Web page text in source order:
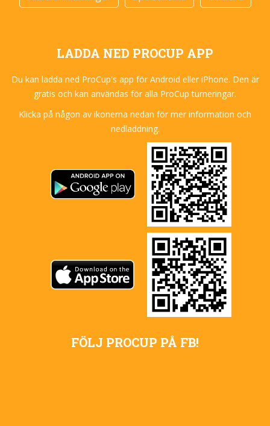
LADDA NED PROCUP APP
Du kan ladda ned ProCup's app för Android eller iPhone. Den är
gratis och kan användas för alla ProCup turneringar.
Klicka på någon av ikonerna nedan för mer information och
nedladdning.
FÖLJ PROCUP PÅ FB!